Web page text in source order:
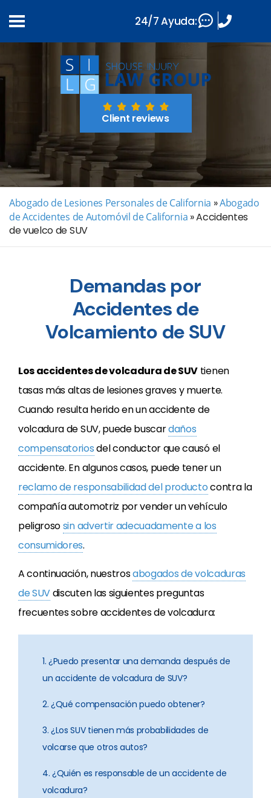
Client reviews
Abogado de Lesiones Personales de California »Abogado
de Accidentes de Automóvil de California »Accidentes
de vuelco de SUV
Demandas por
Accidentes de
Volcamiento de SUV
Los accidentes de volcadura de SUV tienen
tasas más altas de lesiones graves y muerte.
Cuando resulta herido en un accidente de
volcadura de SUV, puede buscardaños
compensatoriosdel conductor que causó el
accidente. En algunos casos, puede tener un
reclamo de responsabilidad del productocontra la
compañía automotriz por vender un vehículo
peligrososin advertir adecuadamente a los
consumidores.
A continuación, nuestrosabogados de volcaduras
de SUVdiscuten las siguientes preguntas
frecuentes sobre accidentes de volcadura:
1. ¿Puedo presentar una demanda después de
un accidente de volcadura de SUV?
2. ¿Qué compensación puedo obtener?
3. ¿Los SUV tienen más probabilidades de
volcarse que otros autos?
4. ¿Quién es responsable de un accidente de
volcadura?
24/7 Ayuda: